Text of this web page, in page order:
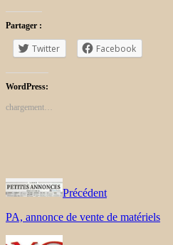
Partager :
Twitter Facebook
WordPress:
chargement…
Précédent
PA, annonce de vente de matériels